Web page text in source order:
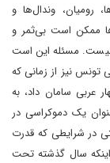
رومیان، وندال‌ها و
ممکن است بی‌ثمر و
نیست. مسئله این است
تونس نیز از زمانی که
سال ۲۰۱۰ در ابتدای بهار عربی سامان داد، به
یک دموکراسی در
در شرایطی که قدرت
سال گذشته تحت